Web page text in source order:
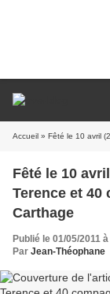
Accueil » Fêté le 10 avril (23
Fêté le 10
Terence et 40
Carthage
Publié le 01/05/2011
Par Jean-Théophane